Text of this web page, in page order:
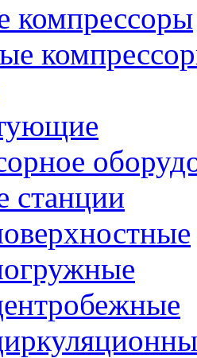
компрессоры
станции